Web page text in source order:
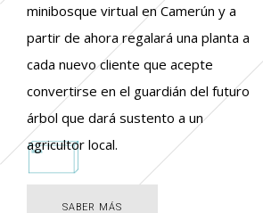
minibosque virtual en Camerún y a
partir de ahora regalará una planta a
cada nuevo cliente que acepte
convertirse en el guardián del futuro
árbol que dará sustento a un
agricultor local.
SABER MÁS
SABER MÁS